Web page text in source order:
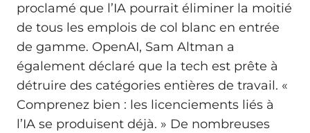
proclamé que l’IA pourrait éliminer la moitié
de tous les emplois de col blanc en entrée
de gamme. OpenAI, Sam Altman a
également déclaré que la tech est prête à
détruire des catégories entières de travail. «
Comprenez bien : les licenciements liés à
l’IA se produisent déjà. » De nombreuses